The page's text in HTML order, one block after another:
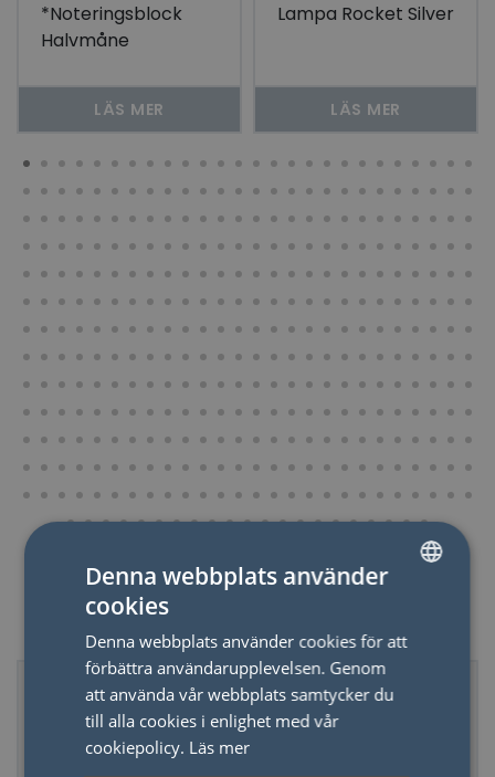
*Noteringsblock
Halvmåne
LÄS MER
Lampa Rocket Silver
LÄS MER
Relaterade produkter
ENGLISH
Denna webbplats använder
cookies
Denna webbplats använder cookies för att
förbättra användarupplevelsen. Genom
att använda vår webbplats samtycker du
till alla cookies i enlighet med vår
cookiepolicy. Läs mer